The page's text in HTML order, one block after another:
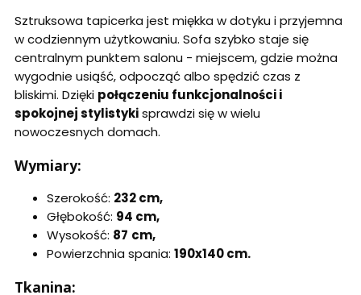
Sztruksowa tapicerka jest miękka w dotyku i przyjemna
w codziennym użytkowaniu. Sofa szybko staje się
centralnym punktem salonu - miejscem, gdzie można
wygodnie usiąść, odpocząć albo spędzić czas z
bliskimi. Dzięki połączeniu funkcjonalności i
spokojnej stylistykisprawdzi się w wielu
nowoczesnych domach.
Wymiary:
Szerokość: 232cm,
Głębokość: 94 cm,
Wysokość: 87 cm,
Powierzchnia spania: 190x140 cm.
Tkanina: